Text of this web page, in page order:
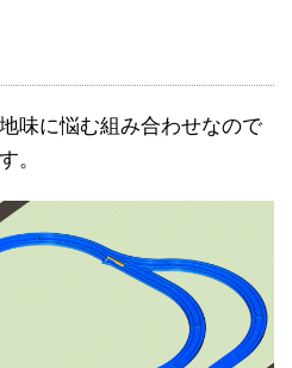
味に悩む組み合わせなので
。